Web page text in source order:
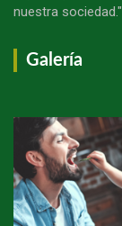
nuestra sociedad."
Galería